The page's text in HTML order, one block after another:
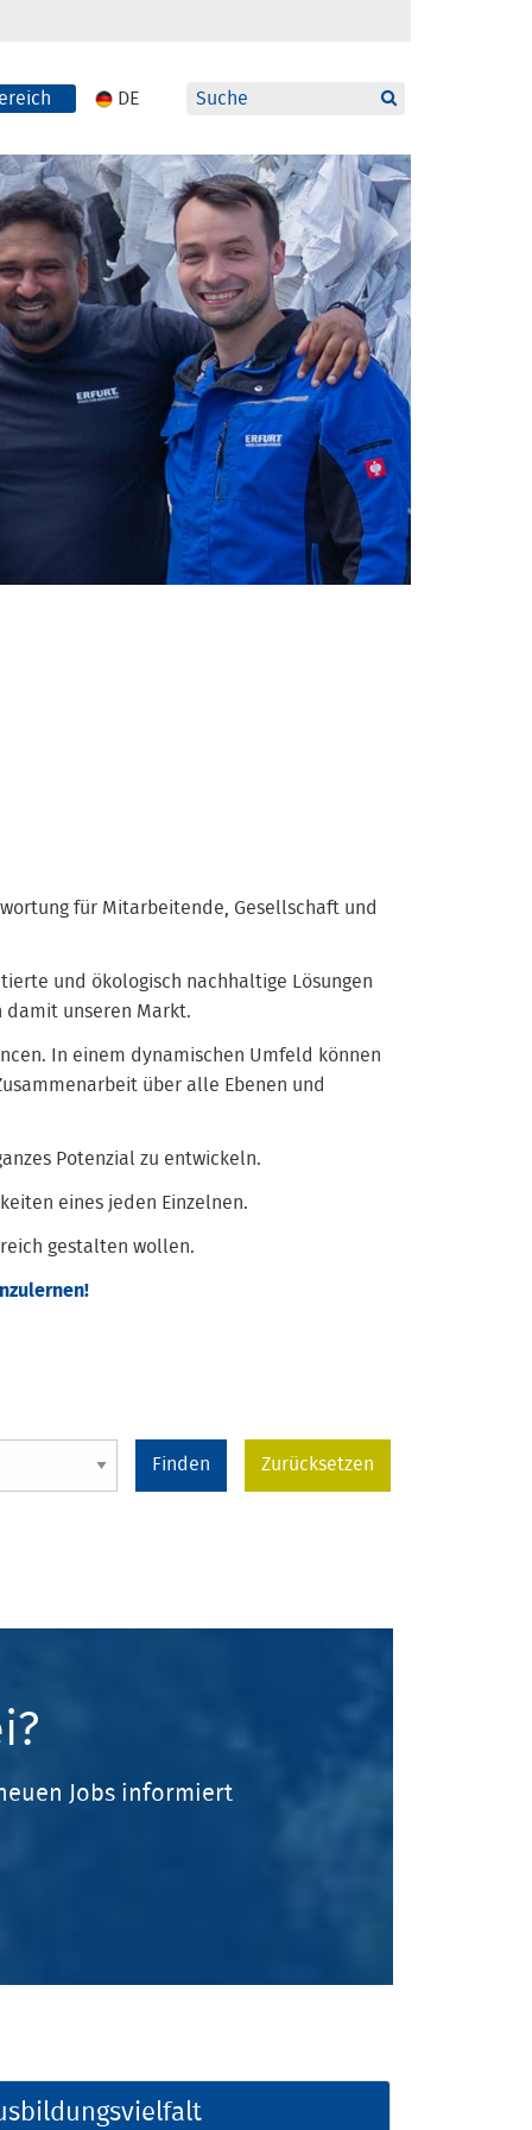
DE
für Mitarbeitende, Gesellschaft und
und ökologisch nachhaltige Lösungen
unseren Markt.
In einem dynamischen Umfeld können
über alle Ebenen und
Potenzial zu entwickeln.
eines jeden Einzelnen.
gestalten wollen.
Zurücksetzen
Jobs informiert